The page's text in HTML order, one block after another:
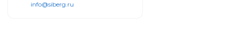
info@siberg.ru